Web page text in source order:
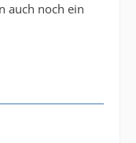
auch noch ein